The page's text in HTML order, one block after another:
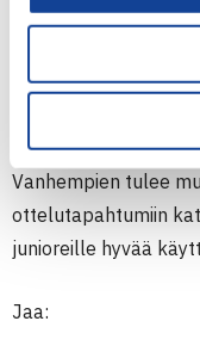
Kilpailunjärjestäjä
väärin
Vanhempien tulee
ottelutapahtumiin
junioreille hyvää
Jaa: